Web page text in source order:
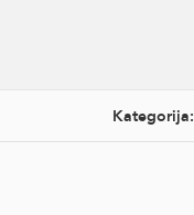
Kategorija: